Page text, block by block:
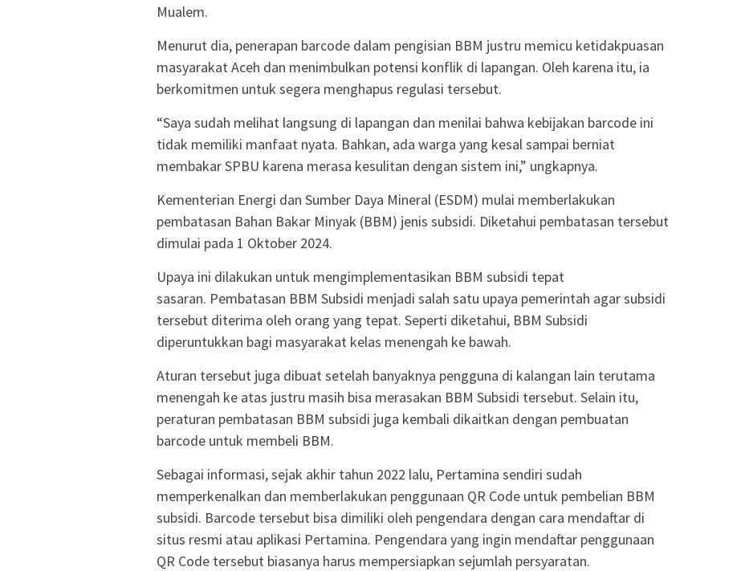
Mualem.
Menurut dia, penerapan barcode dalam pengisian BBM justru memicu ketidakpuasan
masyarakat Aceh dan menimbulkan potensi konflik di lapangan. Oleh karena itu, ia
berkomitmen untuk segera menghapus regulasi tersebut.
“Saya sudah melihat langsung di lapangan dan menilai bahwa kebijakan barcode ini
tidak memiliki manfaat nyata. Bahkan, ada warga yang kesal sampai berniat
membakar SPBU karena merasa kesulitan dengan sistem ini,” ungkapnya.
Kementerian Energi dan Sumber Daya Mineral (ESDM) mulai memberlakukan
pembatasan Bahan Bakar Minyak (BBM) jenis subsidi. Diketahui pembatasan tersebut
dimulai pada 1 Oktober 2024.
Upaya ini dilakukan untuk mengimplementasikan BBM subsidi tepat
sasaran. Pembatasan BBM Subsidi menjadi salah satu upaya pemerintah agar subsidi
tersebut diterima oleh orang yang tepat. Seperti diketahui, BBM Subsidi
diperuntukkan bagi masyarakat kelas menengah ke bawah.
Aturan tersebut juga dibuat setelah banyaknya pengguna di kalangan lain terutama
menengah ke atas justru masih bisa merasakan BBM Subsidi tersebut. Selain itu,
peraturan pembatasan BBM subsidi juga kembali dikaitkan dengan pembuatan
barcode untuk membeli BBM.
Sebagai informasi, sejak akhir tahun 2022 lalu, Pertamina sendiri sudah
memperkenalkan dan memberlakukan penggunaan QR Code untuk pembelian BBM
subsidi. Barcode tersebut bisa dimiliki oleh pengendara dengan cara mendaftar di
situs resmi atau aplikasi Pertamina. Pengendara yang ingin mendaftar penggunaan
QR Code tersebut biasanya harus mempersiapkan sejumlah persyaratan.